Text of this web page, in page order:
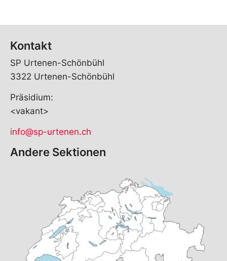
Kontakt
SP Urtenen-Schönbühl
3322 Urtenen-Schönbühl
Präsidium:
<vakant>
info@sp-urtenen.ch
Andere Sektionen